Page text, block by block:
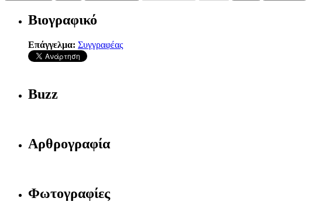
Βιογραφικό
Επάγγελμα: Συγγραφέας
Buzz
Αρθρογραφία
Φωτογραφίες